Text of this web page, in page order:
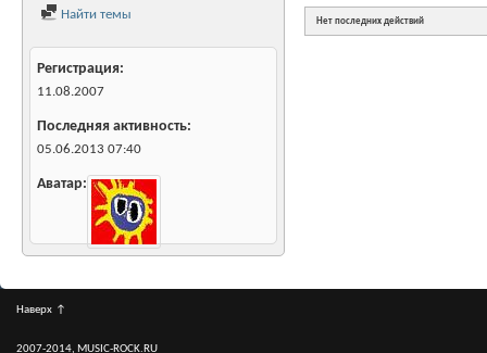
Найти темы
Регистрация
11.08.2007
Последняя активность
05.06.2013 07:40
Аватар
Нет последних действий
Наверх ↑
2007-2014, MUSIC-ROCK.RU